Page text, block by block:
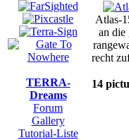
TERRA-
Dreams
Forum
Gallery
Tutorial-Liste
Atlas-
an die
recht
14